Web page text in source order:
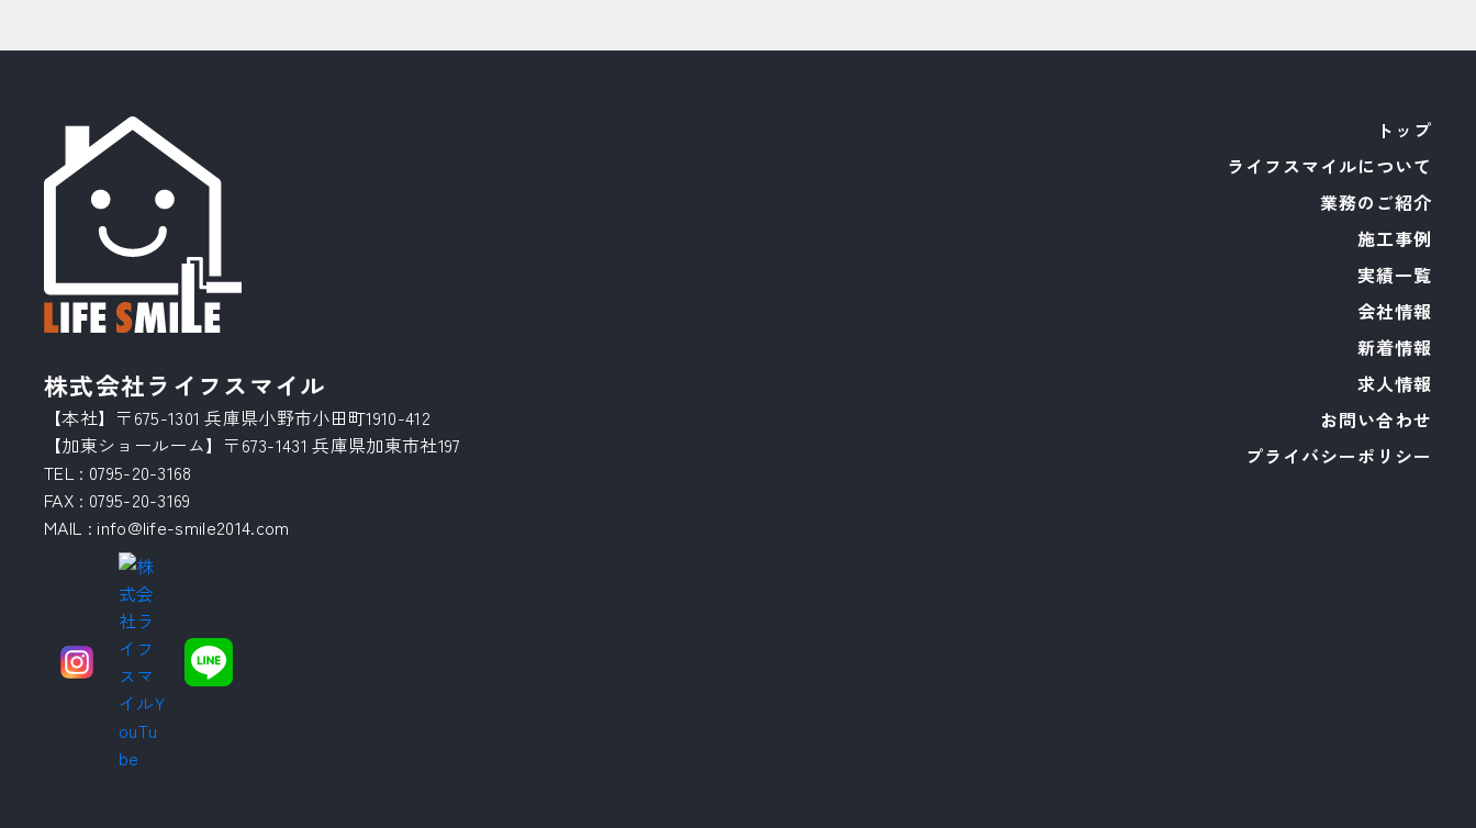
株式会社ライフスマイル
【本社】〒675-1301 兵庫県小野市小田町1910-412
【加東ショールーム】〒673-1431 兵庫県加東市社197
TEL : 0795-20-3168
FAX : 0795-20-3169
MAIL : info@life-smile2014.com
トップ
ライフスマイルについて
業務のご紹介
施工事例
実績一覧
会社情報
新着情報
求人情報
お問い合わせ
プライバシーポリシー